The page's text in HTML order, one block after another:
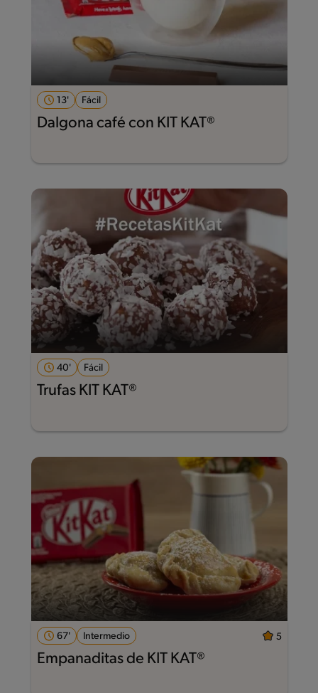
13' Fácil
Dalgona café con KIT KAT®
40' Fácil
Trufas KIT KAT®
67' Intermedio 5
Empanaditas de KIT KAT®